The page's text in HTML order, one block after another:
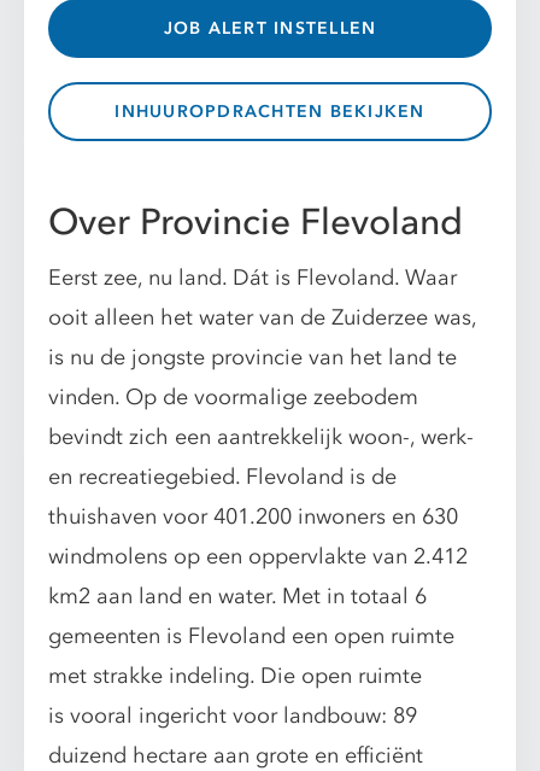
JOB ALERT INSTELLEN
INHUUROPDRACHTEN BEKIJKEN
Over Provincie Flevoland
Eerst zee, nu land. Dát is Flevoland. Waar
ooit alleen het water van de Zuiderzee was,
is nu de jongste provincie van het land te
vinden. Op de voormalige zeebodem
bevindt zich een aantrekkelijk woon-, werk-
en recreatiegebied. Flevoland is de
thuishaven voor 401.200 inwoners en 630
windmolens op een oppervlakte van 2.412
km2 aan land en water. Met in totaal 6
gemeenten is Flevoland een open ruimte
met strakke indeling. Die open ruimte
is vooral ingericht voor landbouw: 89
duizend hectare aan grote en efficiënt